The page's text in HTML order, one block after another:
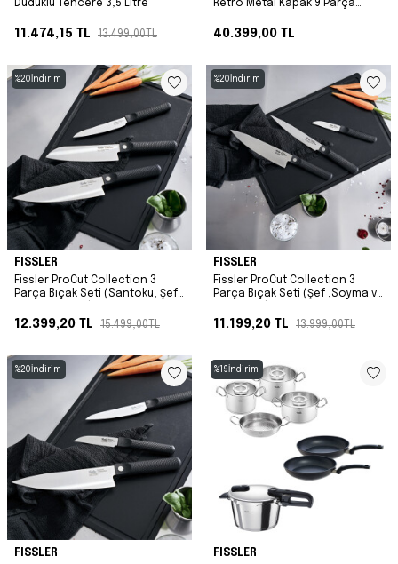
Düdüklü Tencere 3,5 Litre
11.474,15 TL 13.499,00TL
Retro Metal Kapak 9 Parça
40.399,00 TL
%20 İndirim
FISSLER
Fissler ProCut Collection 3
Parça Bıçak Seti (Santoku, Şef
12.399,20 TL 15.499,00TL
%20 İndirim
FISSLER
Fissler ProCut Collection 3
Parça Bıçak Seti (Şef ,Soyma ve
11.199,20 TL 13.999,00TL
%20 İndirim
FISSLER
%19 İndirim
FISSLER